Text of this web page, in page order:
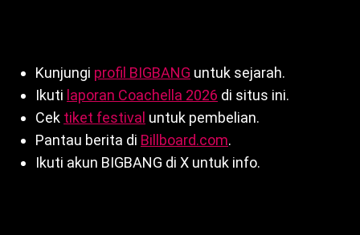
Kunjungi profil BIGBANG untuk sejarah.
Ikuti laporan Coachella 2026 di situs ini.
Cek tiket festival untuk pembelian.
Pantau berita di Billboard.com.
Ikuti akun BIGBANG di X untuk info.